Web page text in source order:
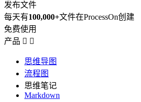
发布文件
每天有100,000+文件在ProcessOn创建
免费使用
产品  
思维导图
流程图
思维笔记
Markdown